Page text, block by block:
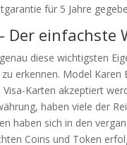
für 5 Jahre
Der
diese wichtigsten
erkennen. Model
Karten akzeptiert
haben viele der
haben sich in den
Coins und Token